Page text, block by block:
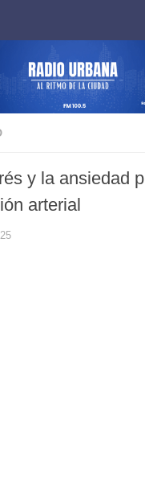
y la ansiedad
arterial